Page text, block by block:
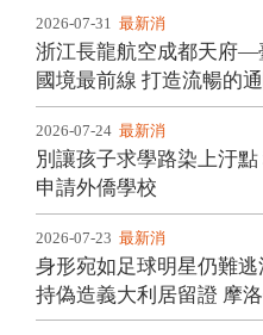
2026-07-31 最新消
息
浙江長龍航空成都天府—
國境最前線 打造流暢的
2026-07-24 最新消
息
別讓孩子求學路染上汙
申請外僑學校
2026-07-23 最新消
息
身形宛如足球明星仍難
持偽造義大利居留證 摩